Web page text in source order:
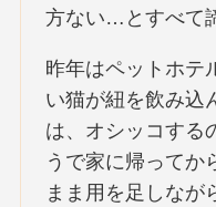
方ない…とすべて
昨年はペットホテ
い猫が紐を飲み込
は、オシッコする
うで家に帰ってか
まま用を足しなが